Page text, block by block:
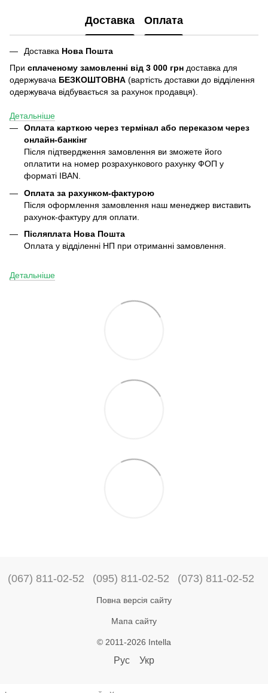
Доставка Оплата
Доставка Нова Пошта
При сплаченому замовленні від 3 000 грн доставка для
одержувача БЕЗКОШТОВНА (вартість доставки до відділення
одержувача відбувається за рахунок продавця).
Детальніше
Оплата карткою через термінал або переказом через
онлайн-банкінг
Після підтвердження замовлення ви зможете його
оплатити на номер розрахункового рахунку ФОП у
форматі IBAN.
Оплата за рахунком-фактурою
Після оформлення замовлення наш менеджер виставить
рахунок-фактуру для оплати.
Післяплата Нова Пошта
Оплата у відділенні НП при отриманні замовлення.
Детальніше
(067) 811-02-52 (095) 811-02-52 (073) 811-02-52
Повна версія сайту
Мапа сайту
© 2011-2026 Intella
Рус Укр